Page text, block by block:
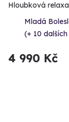
Hloubková
Mladá
(+ 10
4 990 Kč